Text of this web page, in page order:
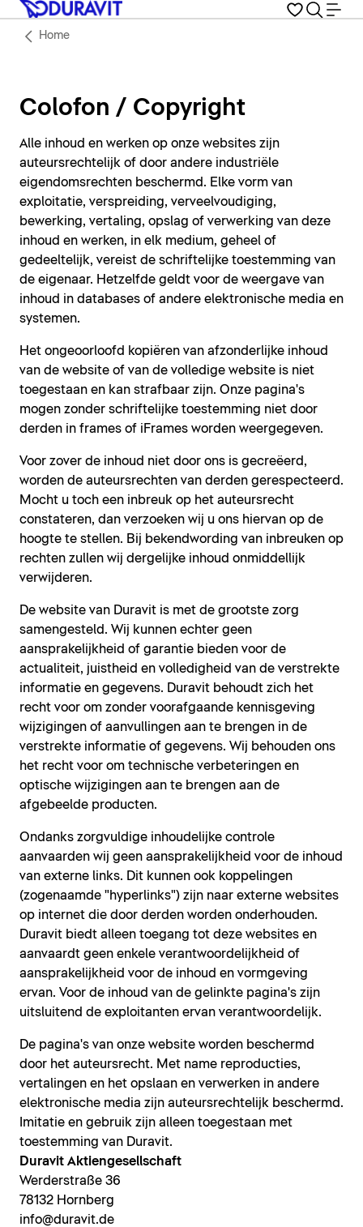
Home
Colofon / Copyright
Alle inhoud en werken op onze websites zijn
auteursrechtelijk of door andere industriële
eigendomsrechten beschermd. Elke vorm van
exploitatie, verspreiding, verveelvoudiging,
bewerking, vertaling, opslag of verwerking van deze
inhoud en werken, in elk medium, geheel of
gedeeltelijk, vereist de schriftelijke toestemming van
de eigenaar. Hetzelfde geldt voor de weergave van
inhoud in databases of andere elektronische media en
systemen.
Het ongeoorloofd kopiëren van afzonderlijke inhoud
van de website of van de volledige website is niet
toegestaan en kan strafbaar zijn. Onze pagina's
mogen zonder schriftelijke toestemming niet door
derden in frames of iFrames worden weergegeven.
Voor zover de inhoud niet door ons is gecreëerd,
worden de auteursrechten van derden gerespecteerd.
Mocht u toch een inbreuk op het auteursrecht
constateren, dan verzoeken wij u ons hiervan op de
hoogte te stellen. Bij bekendwording van inbreuken op
rechten zullen wij dergelijke inhoud onmiddellijk
verwijderen.
De website van Duravit is met de grootste zorg
samengesteld. Wij kunnen echter geen
aansprakelijkheid of garantie bieden voor de
actualiteit, juistheid en volledigheid van de verstrekte
informatie en gegevens. Duravit behoudt zich het
recht voor om zonder voorafgaande kennisgeving
wijzigingen of aanvullingen aan te brengen in de
verstrekte informatie of gegevens. Wij behouden ons
het recht voor om technische verbeteringen en
optische wijzigingen aan te brengen aan de
afgebeelde producten.
Ondanks zorgvuldige inhoudelijke controle
aanvaarden wij geen aansprakelijkheid voor de inhoud
van externe links. Dit kunnen ook koppelingen
(zogenaamde "hyperlinks") zijn naar externe websites
op internet die door derden worden onderhouden.
Duravit biedt alleen toegang tot deze websites en
aanvaardt geen enkele verantwoordelijkheid of
aansprakelijkheid voor de inhoud en vormgeving
ervan. Voor de inhoud van de gelinkte pagina's zijn
uitsluitend de exploitanten ervan verantwoordelijk.
De pagina's van onze website worden beschermd
door het auteursrecht. Met name reproducties,
vertalingen en het opslaan en verwerken in andere
elektronische media zijn auteursrechtelijk beschermd.
Imitatie en gebruik zijn alleen toegestaan met
toestemming van Duravit.
Duravit Aktiengesellschaft
Werderstraße 36
78132 Hornberg
info@duravit.de